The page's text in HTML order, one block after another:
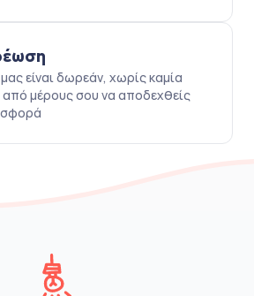
είναι δωρεάν, χωρίς καμία
μέρους σου να αποδεχθείς